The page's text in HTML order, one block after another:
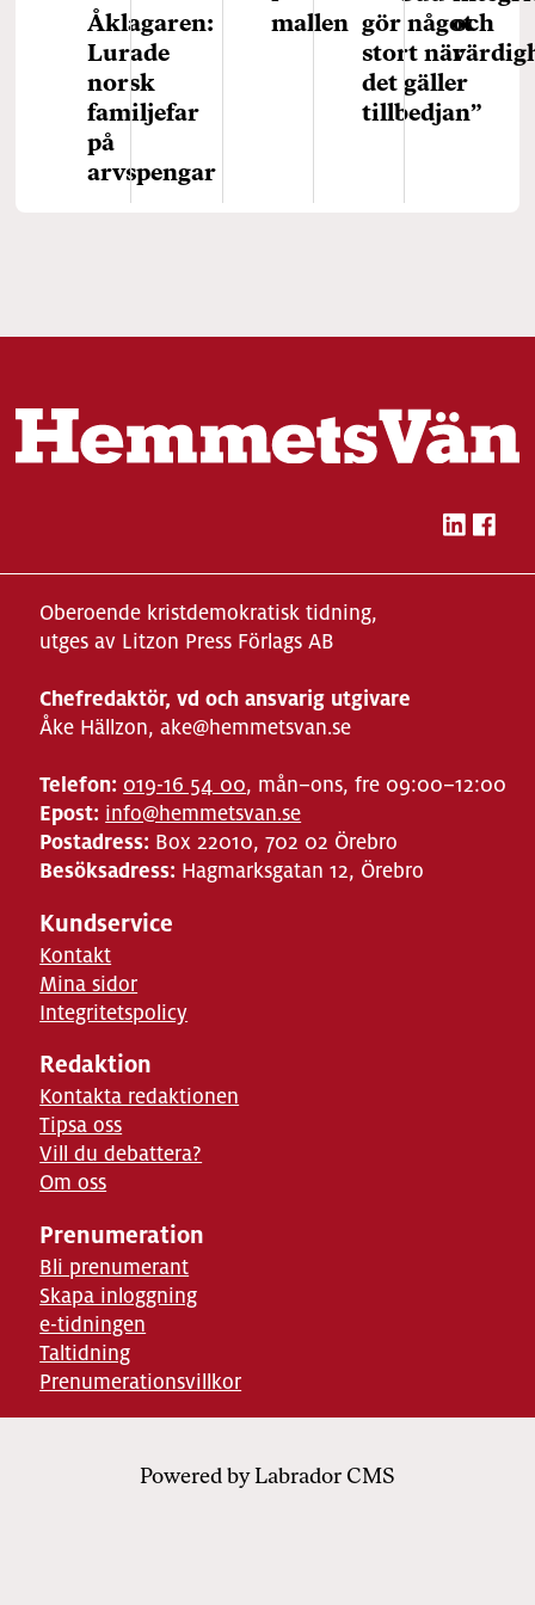
Åklagaren:
Lurade
norsk
familjefar
på
arvspengar
mallen gör något
stort när
det gäller
tillbedjan”
och
Oberoende kristdemokratisk tidning,
utges av Litzon Press Förlags AB
Chefredaktör, vd och ansvarig utgivare
Åke Hällzon, ake@hemmetsvan.se
Telefon: 019-16 54 00, mån–ons, fre 09:00–12:00
Epost: info@hemmetsvan.se
Postadress: Box 22010, 702 02 Örebro
Besöksadress: Hagmarksgatan 12, Örebro
Kundservice
Kontakt
Mina sidor
Integritetspolicy
Redaktion
Kontakta redaktionen
Tipsa oss
Vill du debattera?
Om oss
Prenumeration
Bli prenumerant
Skapa inloggning
e-tidningen
Taltidning
Prenumerationsvillkor
Powered by Labrador CMS